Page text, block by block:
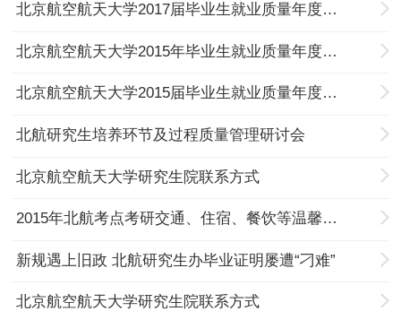
北京航空航天大学2017届毕业生就业质量年度报告
北京航空航天大学2015年毕业生就业质量年度报告
北京航空航天大学2015届毕业生就业质量年度报告
北航研究生培养环节及过程质量管理研讨会
北京航空航天大学研究生院联系方式
2015年北航考点考研交通、住宿、餐饮等温馨提示
新规遇上旧政 北航研究生办毕业证明屡遭“刁难”
北京航空航天大学研究生院联系方式